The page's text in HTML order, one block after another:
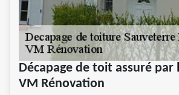
Décapage de toit assuré par
VM Rénovation